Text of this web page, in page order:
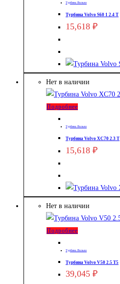
Турбина Вольво
Турбина Volvo S60 1 2.4 T
15,618 ₽
Нет в наличии
Подробнее
Турбина Вольво
Турбина Volvo XC70 2.3 T
15,618 ₽
Нет в наличии
Подробнее
Турбина Вольво
Турбина Volvo V50 2.5 T5
39,045 ₽